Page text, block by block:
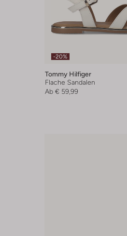
-20%
Tommy Hilfiger
Flache Sandalen
Ab € 59,99